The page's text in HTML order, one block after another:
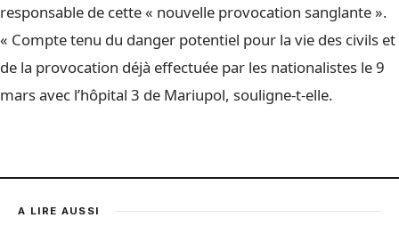
responsable de cette « nouvelle provocation sanglante ».
« Compte tenu du danger potentiel pour la vie des civils et
de la provocation déjà effectuée par les nationalistes le 9
mars avec l’hôpital 3 de Mariupol, souligne-t-elle.
A LIRE AUSSI